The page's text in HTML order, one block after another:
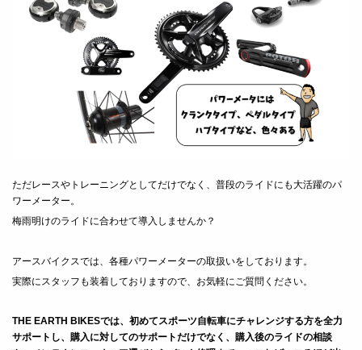
ただレースやトレーニングとしてだけでなく、普段のライドにも大活躍のパ
ワーメーター。
梅雨明けのライドに合わせて導入しませんか？
アースバイクスでは、各種パワーメーターの取扱いをしております。
実際にスタッフも装着しておりますので、お気軽にご質問ください。
THE EARTH BIKESでは、初めてスポーツ自転車にチャレンジする方を全力
サポートし、 購入に対してのサポートだけでなく、購入後のライドの相談